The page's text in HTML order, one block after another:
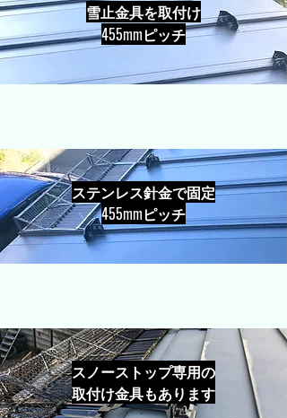
雪止金具を取付け
​455mmピッチ
ステンレス針金で固定
​455mmピッチ
スノーストップ専用の
取付け金具もあります